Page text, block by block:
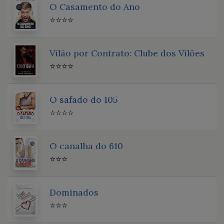
O Casamento do Ano
⭐⭐⭐⭐
Vilão por Contrato: Clube dos Vilões
⭐⭐⭐⭐
O safado do 105
⭐⭐⭐⭐
O canalha do 610
⭐⭐⭐
Dominados
⭐⭐⭐